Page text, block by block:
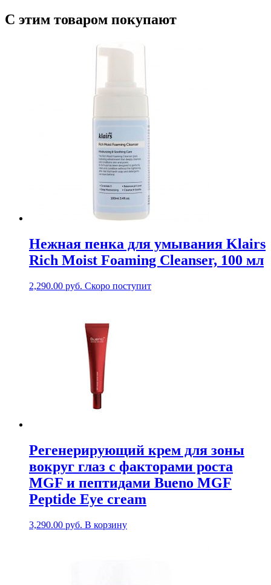
С этим товаром покупают
Нежная пенка для умывания Klairs
Rich Moist Foaming Cleanser, 100 мл
2,290.00 руб. Скоро поступит
Регенерирующий крем для зоны
вокруг глаз с факторами роста
MGF и пептидами Bueno MGF
Peptide Eye cream
3,290.00 руб. В корзину